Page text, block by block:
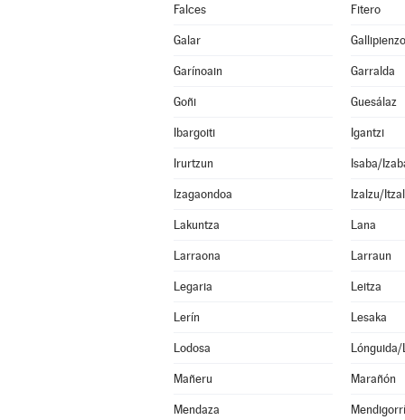
Falces Fitero
Galar Gallipienzo
Garínoain Garralda
Goñi Guesálaz
Ibargoiti Igantzi
Irurtzun Isaba/
Izagaondoa Izalzu/
Lakuntza Lana
Larraona Larraun
Legaria Leitza
Lerín Lesaka
Lodosa Lónguida/
Mañeru Marañón
Mendaza